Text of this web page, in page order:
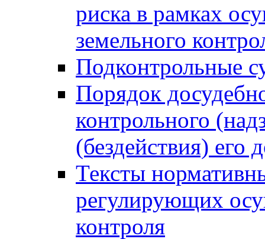
риска в рамках
земельного
Подконтрольные
Порядок
контрольного
(бездействия)
Тексты
регулирующих
контроля